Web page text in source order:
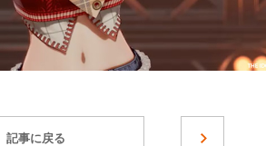
記事に戻る